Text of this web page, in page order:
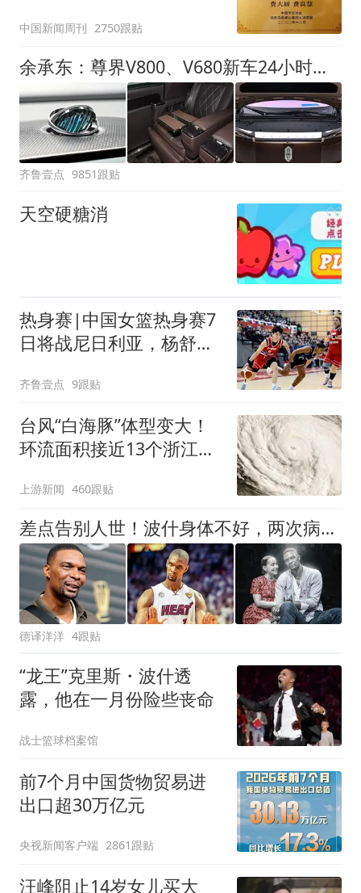
中国新闻周刊 2750跟贴
余承东：尊界V800、V680新车24小时大定突破3500台
齐鲁壹点 9851跟贴
天空硬糖消
热身赛|中国女篮热身赛7
日将战尼日利亚，杨舒予
齐鲁壹点 9跟贴
台风“白海豚”体型变大！
环流面积接近13个浙江那
上游新闻 460跟贴
差点告别人世！波什身体不好，两次病危！
德译洋洋 4跟贴
“龙王”克里斯・波什透
露，他在一月份险些丧命
战士篮球档案馆
前7个月中国货物贸易进
出口超30万亿元
央视新闻客户端 2861跟贴
汪峰阻止14岁女儿买大